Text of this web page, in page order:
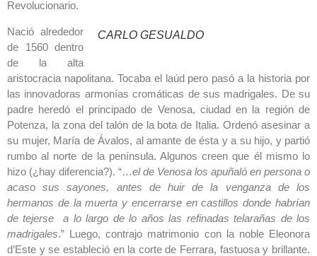
Revolucionario.
CARLO GESUALDO
Nació alrededor
de 1560 dentro
de la alta
aristocracia napolitana. Tocaba el laúd pero pasó a la historia por
las innovadoras armonías cromáticas de sus madrigales. De su
padre heredó el principado de Venosa, ciudad en la región de
Potenza, la zona del talón de la bota de Italia. Ordenó asesinar a
su mujer, María de Ávalos, al amante de ésta y a su hijo, y partió
rumbo al norte de la península. Algunos creen que él mismo lo
hizo (¿hay diferencia?). “…el de Venosa los apuñaló en persona o
acaso sus sayones, antes de huir de la venganza de los
hermanos de la muerta y encerrarse en castillos donde habrían
de tejerse a lo largo de lo años las refinadas telarañas de los
madrigales.” Luego, contrajo matrimonio con la noble Eleonora
d’Este y se estableció en la corte de Ferrara, fastuosa y brillante.